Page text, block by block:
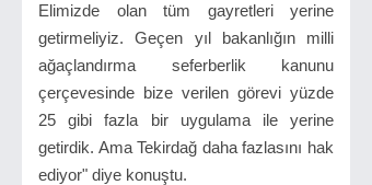
Elimizde olan tüm gayretleri yerine
getirmeliyiz. Geçen yıl bakanlığın milli
ağaçlandırma seferberlik kanunu
çerçevesinde bize verilen görevi yüzde
25 gibi fazla bir uygulama ile yerine
getirdik. Ama Tekirdağ daha fazlasını hak
ediyor" diye konuştu.